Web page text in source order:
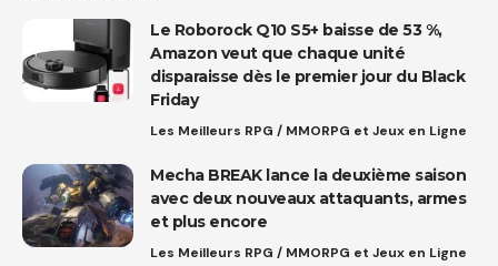
Le Roborock Q10 S5+ baisse de 53 %,
Amazon veut que chaque unité
disparaisse dès le premier jour du Black
Friday
Les Meilleurs RPG / MMORPG et Jeux en Ligne
Mecha BREAK lance la deuxième saison
avec deux nouveaux attaquants, armes
et plus encore
Les Meilleurs RPG / MMORPG et Jeux en Ligne